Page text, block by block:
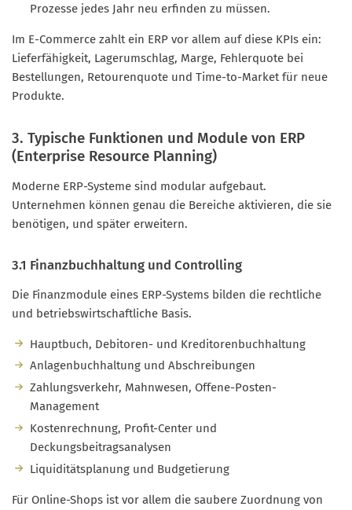
Prozesse jedes Jahr neu erfinden zu müssen.
Im E-Commerce zahlt ein ERP vor allem auf diese KPIs ein:
Lieferfähigkeit, Lagerumschlag, Marge, Fehlerquote bei
Bestellungen, Retourenquote und Time-to-Market für neue
Produkte.
3. Typische Funktionen und Module von ERP
(Enterprise Resource Planning)
Moderne ERP-Systeme sind modular aufgebaut.
Unternehmen können genau die Bereiche aktivieren, die sie
benötigen, und später erweitern.
3.1 Finanzbuchhaltung und Controlling
Die Finanzmodule eines ERP-Systems bilden die rechtliche
und betriebswirtschaftliche Basis.
Hauptbuch, Debitoren- und Kreditorenbuchhaltung
Anlagenbuchhaltung und Abschreibungen
Zahlungsverkehr, Mahnwesen, Offene-Posten-
Management
Kostenrechnung, Profit-Center und
Deckungsbeitragsanalysen
Liquiditätsplanung und Budgetierung
Für Online-Shops ist vor allem die saubere Zuordnung von